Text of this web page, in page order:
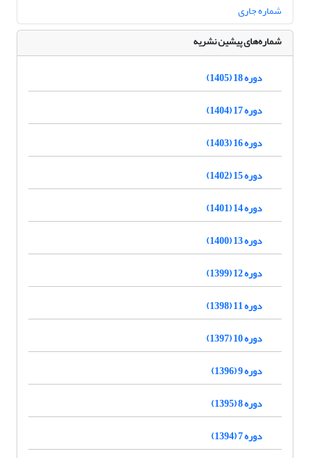
شماره جاری
شماره‌های پیشین نشریه
دوره 18 (1405)
دوره 17 (1404)
دوره 16 (1403)
دوره 15 (1402)
دوره 14 (1401)
دوره 13 (1400)
دوره 12 (1399)
دوره 11 (1398)
دوره 10 (1397)
دوره 9 (1396)
دوره 8 (1395)
دوره 7 (1394)